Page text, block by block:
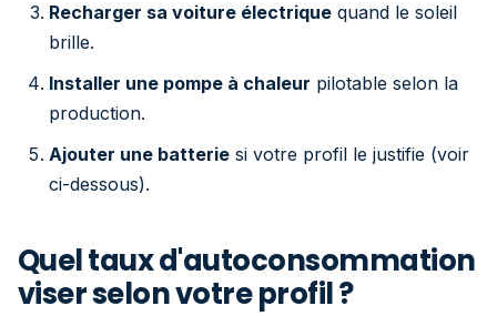
Recharger sa voiture électrique quand le soleil
brille.
Installer une pompe à chaleur pilotable selon la
production.
Ajouter une batterie si votre profil le justifie (voir
ci-dessous).
Quel taux d'autoconsommation
viser selon votre profil ?